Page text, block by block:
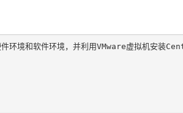
环境和软件环境，并利用VMware虚拟机安装